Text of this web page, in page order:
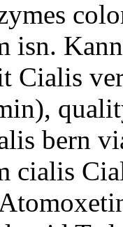
isn.
Cialis
bern
cialis